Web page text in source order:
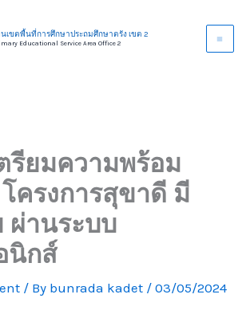
เขตพื้นที่การศึกษาประถมศึกษาตรัง เขต 2
Educational Service Area Office 2
รียมความพร้อม
ครงการสุขาดี มี
ผ่านระบบ
นิกส์
/ By bunrada kadet / 03/05/2024